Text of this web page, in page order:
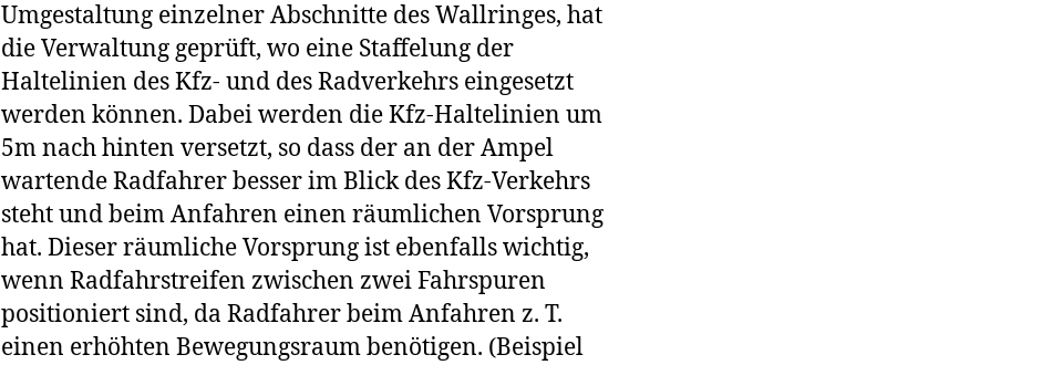
Umgestaltung einzelner Abschnitte des Wallringes, hat
die Verwaltung geprüft, wo eine Staffelung der
Haltelinien des Kfz- und des Radverkehrs eingesetzt
werden können. Dabei werden die Kfz-Haltelinien um
5m nach hinten versetzt, so dass der an der Ampel
wartende Radfahrer besser im Blick des Kfz-Verkehrs
steht und beim Anfahren einen räumlichen Vorsprung
hat. Dieser räumliche Vorsprung ist ebenfalls wichtig,
wenn Radfahrstreifen zwischen zwei Fahrspuren
positioniert sind, da Radfahrer beim Anfahren z. T.
einen erhöhten Bewegungsraum benötigen. (Beispiel